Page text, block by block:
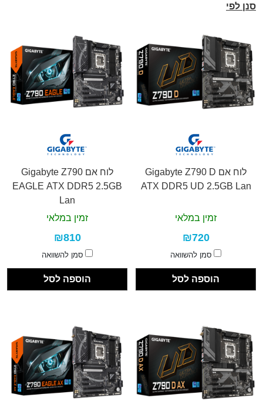
סנן לפי
לוח אם Gigabyte Z790 D
ATX DDR5 UD 2.5GB Lan
זמין במלאי
₪720
סמן להשוואה
הוספה לסל
לוח אם Gigabyte Z790
EAGLE ATX DDR5 2.5GB
Lan
זמין במלאי
₪810
סמן להשוואה
הוספה לסל